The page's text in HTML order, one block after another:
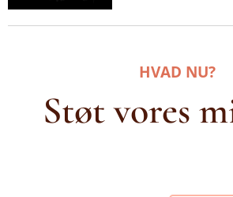
HVAD NU?
Støt vores